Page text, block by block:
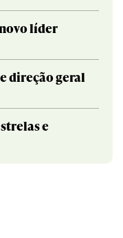
líder
direção geral
e